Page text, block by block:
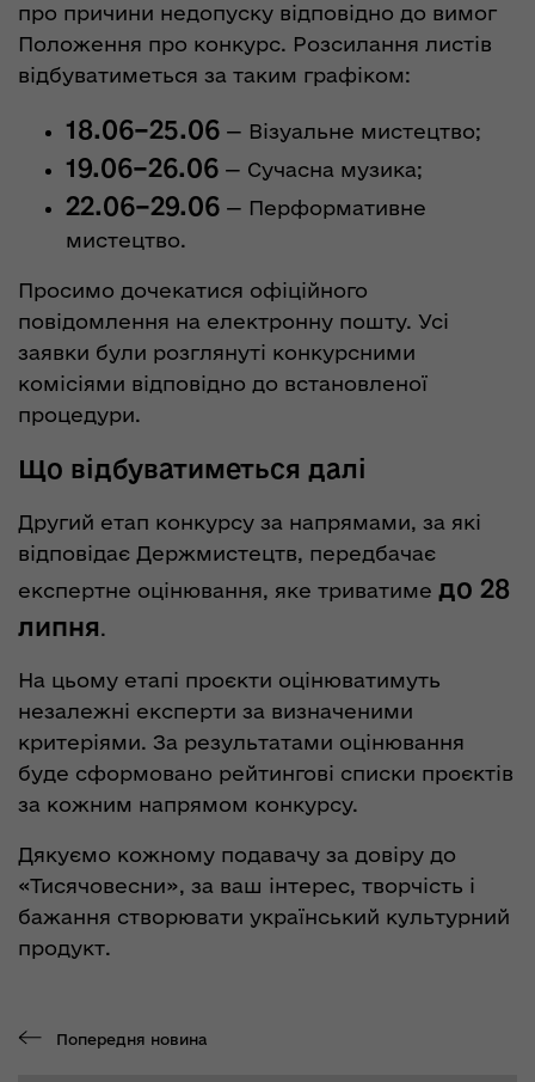
про причини недопуску відповідно до вимог
Положення про конкурс. Розсилання листів
відбуватиметься за таким графіком:
18.06–25.06 — Візуальне мистецтво;
19.06–26.06 — Сучасна музика;
22.06–29.06 — Перформативне
мистецтво.
Просимо дочекатися офіційного
повідомлення на електронну пошту. Усі
заявки були розглянуті конкурсними
комісіями відповідно до встановленої
процедури.
Що відбуватиметься далі
Другий етап конкурсу за напрямами, за які
відповідає Держмистецтв, передбачає
експертне оцінювання, яке триватиме до 28
липня.
На цьому етапі проєкти оцінюватимуть
незалежні експерти за визначеними
критеріями. За результатами оцінювання
буде сформовано рейтингові списки проєктів
за кожним напрямом конкурсу.
Дякуємо кожному подавачу за довіру до
«Тисячовесни», за ваш інтерес, творчість і
бажання створювати український культурний
продукт.
Попередня новина